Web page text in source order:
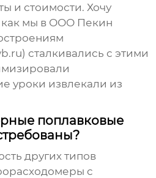
и стоимости. Хочу
как мы в ООО Пекин
сталкивались с этими
уроки извлекали из
поплавковые
других типов
с